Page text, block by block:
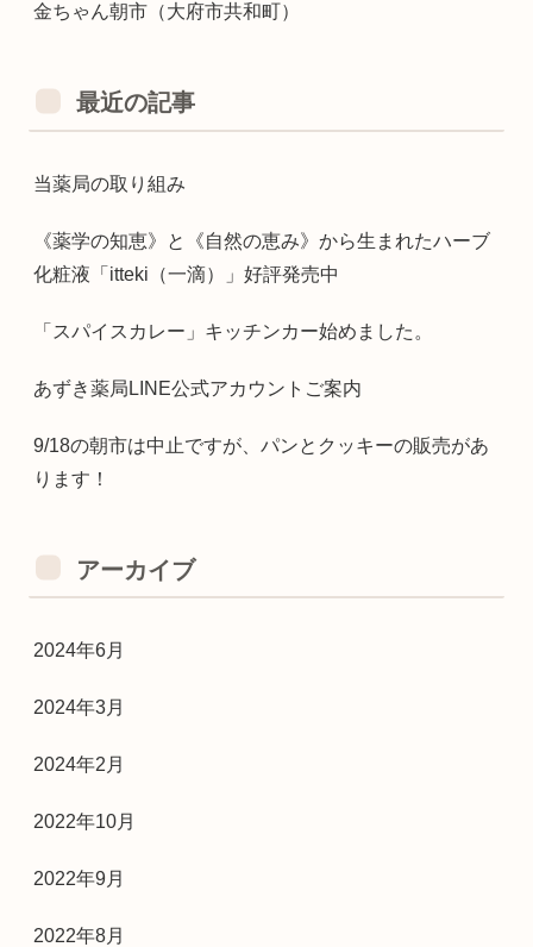
金ちゃん朝市（大府市共和町）
最近の記事
当薬局の取り組み
《薬学の知恵》と《自然の恵み》から生まれたハーブ
化粧液「itteki（一滴）」好評発売中
「スパイスカレー」キッチンカー始めました。
あずき薬局LINE公式アカウントご案内
9/18の朝市は中止ですが、パンとクッキーの販売があ
ります！
アーカイブ
2024年6月
2024年3月
2024年2月
2022年10月
2022年9月
2022年8月